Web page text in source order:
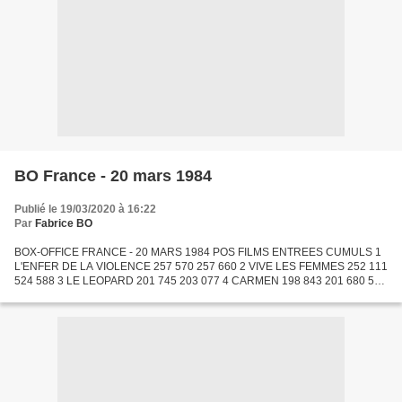
BO France - 20 mars 1984
Publié le 19/03/2020 à 16:22
Par Fabrice BO
BOX-OFFICE FRANCE - 20 MARS 1984 POS FILMS ENTREES CUMULS 1
L'ENFER DE LA VIOLENCE 257 570 257 660 2 VIVE LES FEMMES 252 111
524 588 3 LE LEOPARD 201 745 203 077 4 CARMEN 198 843 201 680 5
779...